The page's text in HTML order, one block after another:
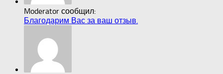
Moderator сообщил:
Благодарим Вас за ваш отзыв.